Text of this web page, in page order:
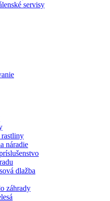
servisy
náradie
dlažba
záhrady